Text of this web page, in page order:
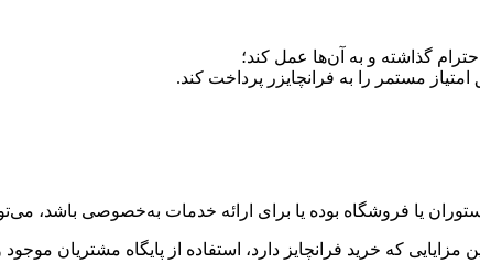
گذاشته و به آن‌ها عمل کند؛
مستمر را به فرانچایزر پرداخت کند.
یا فروشگاه بوده یا برای ارائه خدمات به‌خصوصی باشد،
مزایایی که خرید فرانچایز دارد، استفاده از پایگاه مشتریان